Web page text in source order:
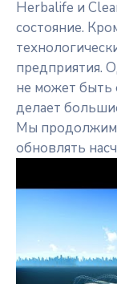
Herbalife и
состояние.
предприятия.
не может быть
делает
Мы продолжим
обновлять